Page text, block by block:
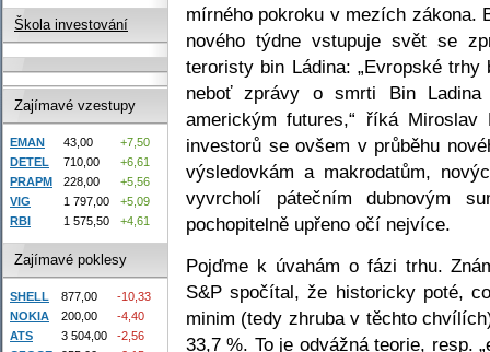
mírného pokroku v mezích zákona.
nového týdne vstupuje svět se
teroristy bin Ládina: „Evropské
neboť zprávy o smrti Bin
americkým futures,“ říká
investorů se ovšem v průběhu
výsledovkám a makrodatům,
vyvrcholí pátečním dubnovým
pochopitelně upřeno očí nejvíce.
Pojďme k úvahám o fázi trhu.
S&P spočítal, že historicky poté,
minim (tedy zhruba v těchto
33,7 %. To je odvážná teorie, resp.
Škola investování
Zajímavé vzestupy
EMAN 43,00
+7,50
DETEL
710,00
+6,61
PRAPM
228,00
+5,56
VIG
1 797,00
+5,09
RBI
1 575,50 +4,61
Zajímavé poklesy
SHELL 877,00
-10,33
NOKIA
200,00
-4,40
ATS
3 504,00
-2,56